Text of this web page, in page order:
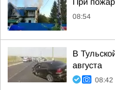
08:54
В
августа
08:42